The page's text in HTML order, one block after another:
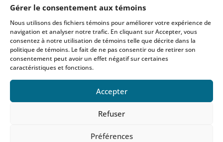
Gérer le consentement aux témoins
Nous utilisons des fichiers témoins pour améliorer votre expérience de
navigation et analyser notre trafic. En cliquant sur Accepter, vous
consentez à notre utilisation de témoins telle que décrite dans la
politique de témoins. Le fait de ne pas consentir ou de retirer son
consentement peut avoir un effet négatif sur certaines
caractéristiques et fonctions.
Accepter
Refuser
Préférences
Notre site est hébergé sur un hébergement écoresponsable